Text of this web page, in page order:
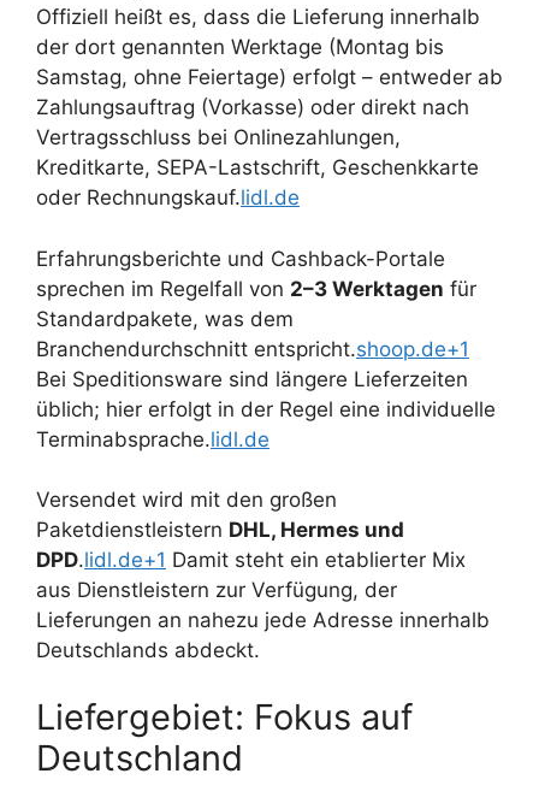
Offiziell heißt es, dass die Lieferung innerhalb
der dort genannten Werktage (Montag bis
Samstag, ohne Feiertage) erfolgt – entweder ab
Zahlungsauftrag (Vorkasse) oder direkt nach
Vertragsschluss bei Onlinezahlungen,
Kreditkarte, SEPA-Lastschrift, Geschenkkarte
oder Rechnungskauf.lidl.de
Erfahrungsberichte und Cashback-Portale
sprechen im Regelfall von 2–3 Werktagen für
Standardpakete, was dem
Branchendurchschnitt entspricht.shoop.de+1
Bei Speditionsware sind längere Lieferzeiten
üblich; hier erfolgt in der Regel eine individuelle
Terminabsprache.lidl.de
Versendet wird mit den großen
Paketdienstleistern DHL, Hermes und
DPD.lidl.de+1 Damit steht ein etablierter Mix
aus Dienstleistern zur Verfügung, der
Lieferungen an nahezu jede Adresse innerhalb
Deutschlands abdeckt.
Liefergebiet: Fokus auf
Deutschland